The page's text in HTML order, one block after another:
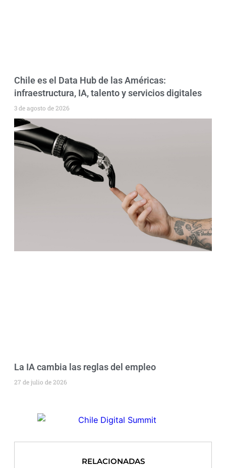
Chile es el Data Hub de las Américas:
infraestructura, IA, talento y servicios digitales
3 de agosto de 2026
La IA cambia las reglas del empleo
27 de julio de 2026
RELACIONADAS